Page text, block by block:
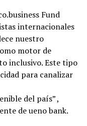
Fund
internacionales
nuestro
motor de
inclusivo. Este tipo
para canalizar
del país” ,
de ueno bank.